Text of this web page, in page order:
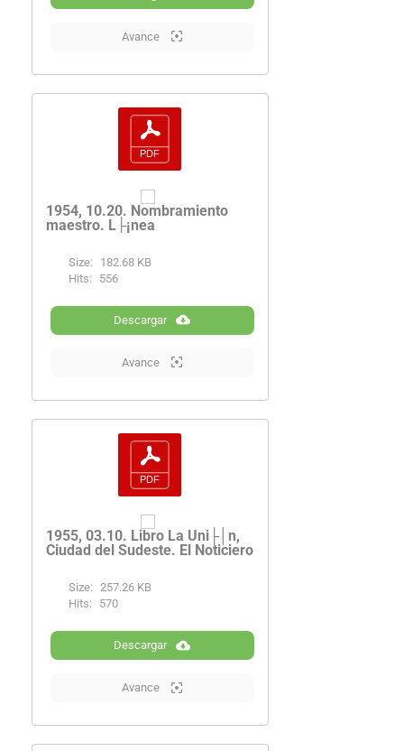
Avance
1954, 10.20. Nombramiento
maestro. L├¡nea
Size:
182.68 KB
Hits:
556
Descargar
Avance
1955, 03.10. Libro La Uni├│n,
Ciudad del Sudeste. El Noticiero
Size: 257.26 KB
Hits:
570
Descargar
Avance